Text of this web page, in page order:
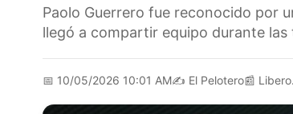
Paolo Guerrero fue reconocido por
llegó a compartir equipo durante
📅 10/05/2026 10:01 AM✍️ El Pelotero📰